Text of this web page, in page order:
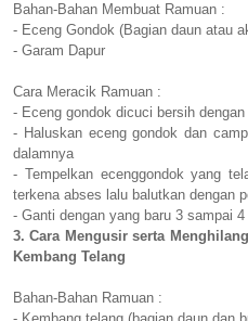
Bahan-Bahan Membuat Ramuan :
- Eceng Gondok (Bagian daun atau
- Garam Dapur
Cara Meracik Ramuan :
- Eceng gondok dicuci bersih
- Haluskan eceng gondok dan
dalamnya
- Tempelkan ecenggondok yang
terkena abses lalu balutkan dengan
- Ganti dengan yang baru 3 sampai
3. Cara Mengusir serta
Kembang Telang
Bahan-Bahan Ramuan :